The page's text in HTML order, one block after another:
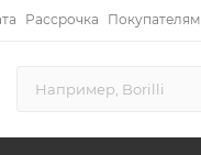
Рассрочка Покупателям